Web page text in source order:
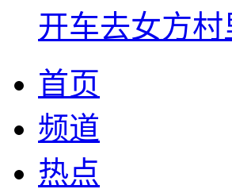
开车去女方
首页
频道
热点